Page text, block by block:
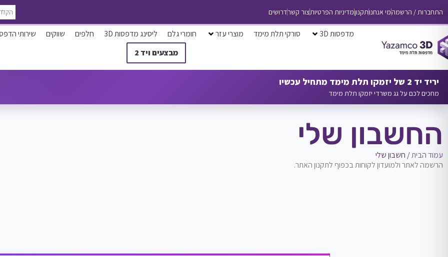
התחברות / הרשמהמי אנחנותקנוןמדיניות הפרטיותצור קשרדרושים
מדפסות 3D סורקי תלת מימד מוצרי עזר חומרי גלם ליסינג מדפסות 3D חלפים שווקים
שירותי
מבצעים ויד 2
יריד יד 2 של יזמקו תלת מימד מתחיל עכשיו
מחכים לכם על גג משרדי יזמקו תלת מימד
החשבון שלי
עמוד הבית/ חשבון שלי
הרשמה לאתר ולמועדון לקוחות בכפוף לתקנון האתר.